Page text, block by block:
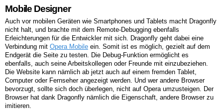
Mobile Designer
Auch vor mobilen Geräten wie Smartphones und Tablets macht Dragonfly
nicht halt, und brachte mit dem Remote-Debugging ebenfalls
Erleichterungen für die Entwickler mit sich. Dragonfly geht dabei eine
Verbindung mit Opera Mobile ein. Somit ist es möglich, gezielt auf dem
Endgerät die Seite zu testen. Die Debug-Funktion ermöglicht es
ebenfalls, auch seine Arbeitskollegen oder Freunde mit einzubeziehen.
Die Website kann nämlich ab jetzt auch auf einem fremden Tablet,
Computer oder Fernseher angezeigt werden. Und wer andere Browser
bevorzugt, sollte sich doch überlegen, nicht auf Opera umzusteigen. Der
Browser hat dank Dragonfly nämlich die Eigenschaft, andere Browser zu
imitieren.